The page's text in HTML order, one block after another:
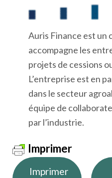
Auris Finance est un
accompagne les
projets de cessions
L’entreprise est en
dans le secteur
équipe de
par l’industrie.
Imprimer
Imprimer